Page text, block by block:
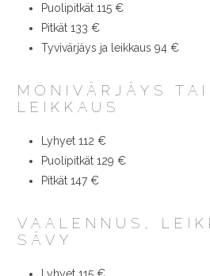
Puolipitkät 115 €
Pitkät 133 €
Tyvivärjäys ja leikkaus 94 €
MONIVÄRJÄYS
LEIKKAUS
Lyhyet 112 €
Puolipitkät 129 €
Pitkät 147 €
VAALENNUS,
SÄVY